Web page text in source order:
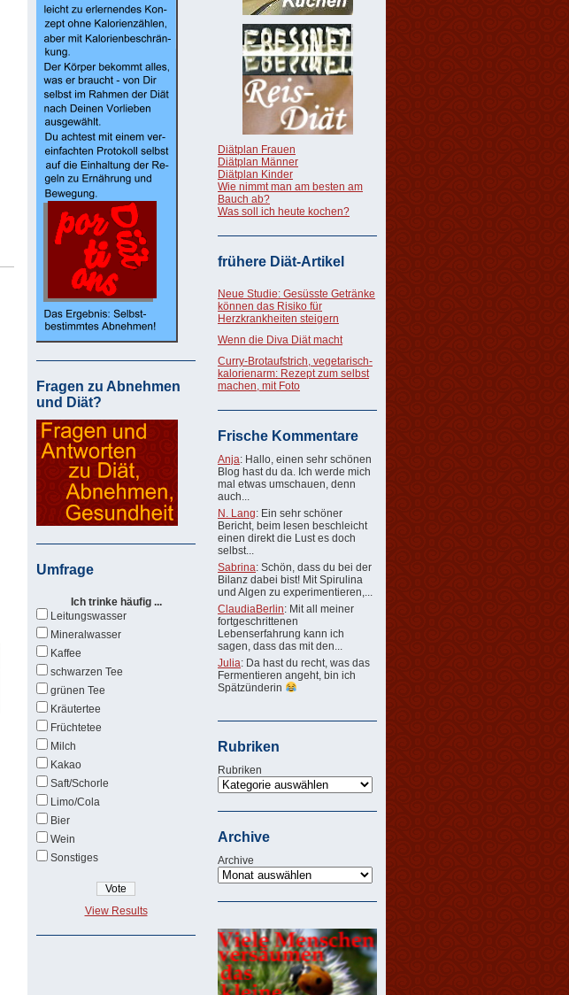
Fragen zu Abnehmen
und Diät?
Umfrage
Ich trinke häufig ...
Leitungswasser
Mineralwasser
Kaffee
schwarzen Tee
grünen Tee
Kräutertee
Früchtetee
Milch
Kakao
Saft/Schorle
Limo/Cola
Bier
Wein
Sonstiges
View Results
Diätplan Frauen
Diätplan Männer
Diätplan Kinder
Wie nimmt man am besten am
Bauch ab?
Was soll ich heute kochen?
frühere Diät-Artikel
Neue Studie: Gesüsste Getränke
können das Risiko für
Herzkrankheiten steigern
Wenn die Diva Diät macht
Curry-Brotaufstrich, vegetarisch-
kalorienarm: Rezept zum selbst
machen, mit Foto
Frische Kommentare
Anja: Hallo, einen sehr schönen
Blog hast du da. Ich werde mich
mal etwas umschauen, denn
auch...
N. Lang: Ein sehr schöner
Bericht, beim lesen beschleicht
einen direkt die Lust es doch
selbst...
Sabrina: Schön, dass du bei der
Bilanz dabei bist! Mit Spirulina
und Algen zu experimentieren,...
ClaudiaBerlin: Mit all meiner
fortgeschrittenen
Lebenserfahrung kann ich
sagen, dass das mit den...
Julia: Da hast du recht, was das
Fermentieren angeht, bin ich
Spätzünderin
Rubriken
Rubriken
Archive
Archive